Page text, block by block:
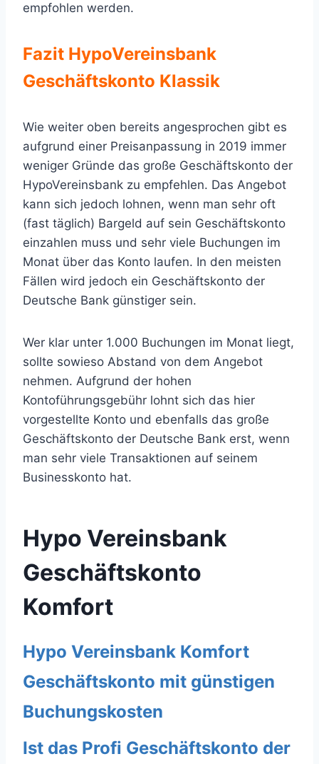
empfohlen werden.
Fazit HypoVereinsbank
Geschäftskonto Klassik
Wie weiter oben bereits angesprochen gibt es
aufgrund einer Preisanpassung in 2019 immer
weniger Gründe das große Geschäftskonto der
HypoVereinsbank zu empfehlen. Das Angebot
kann sich jedoch lohnen, wenn man sehr oft
(fast täglich) Bargeld auf sein Geschäftskonto
einzahlen muss und sehr viele Buchungen im
Monat über das Konto laufen. In den meisten
Fällen wird jedoch ein Geschäftskonto der
Deutsche Bank günstiger sein.
Wer klar unter 1.000 Buchungen im Monat liegt,
sollte sowieso Abstand von dem Angebot
nehmen. Aufgrund der hohen
Kontoführungsgebühr lohnt sich das hier
vorgestellte Konto und ebenfalls das große
Geschäftskonto der Deutsche Bank erst, wenn
man sehr viele Transaktionen auf seinem
Businesskonto hat.
Hypo Vereinsbank
Geschäftskonto
Komfort
Hypo Vereinsbank Komfort
Geschäftskonto mit günstigen
Buchungskosten
Ist das Profi Geschäftskonto der